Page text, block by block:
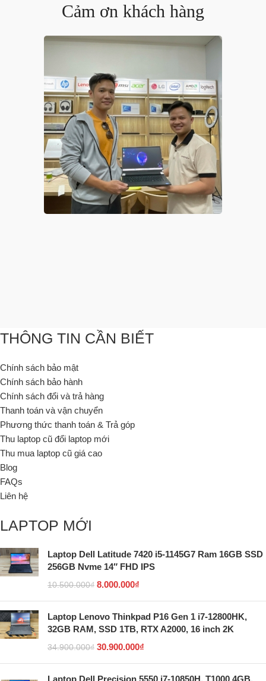
Cảm ơn khách hàng
THÔNG TIN CẦN BIẾT
Chính sách bảo mật
Chính sách bảo hành
Chính sách đổi và trả hàng
Thanh toán và vận chuyển
Phương thức thanh toán & Trả góp
Thu laptop cũ đổi laptop mới
Thu mua laptop cũ giá cao
Blog
FAQs
Liên hệ
LAPTOP MỚI
Laptop Dell Latitude 7420 i5-1145G7 Ram 16GB SSD
256GB Nvme 14″ FHD IPS
10.500.000₫ 8.000.000₫
Laptop Lenovo Thinkpad P16 Gen 1 i7-12800HK,
32GB RAM, SSD 1TB, RTX A2000, 16 inch 2K
34.900.000₫ 30.900.000₫
Laptop Dell Precision 5550 i7-10850H, T1000 4GB,